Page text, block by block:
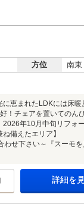
方位 南東
まれたLDKには床暖
！チェアを置いてのん
2026年10月中旬リフォ
備えたエリア】
さい～『スーモを
詳細を